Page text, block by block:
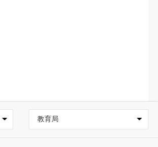
教育局